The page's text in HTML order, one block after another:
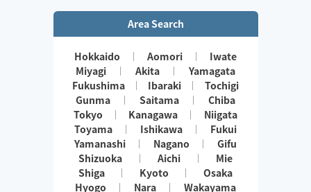
Area Search
Hokkaido Aomori
Iwate
Miyagi
Akita
Yamagata
Fukushima
Ibaraki
Tochigi
Gunma
Saitama
Chiba
Tokyo
Kanagawa
Niigata
Toyama
Ishikawa
Fukui
Yamanashi
Nagano
Gifu
Shizuoka
Aichi
Mie
Shiga
Kyoto
Osaka
Hyogo
Nara
Wakayama